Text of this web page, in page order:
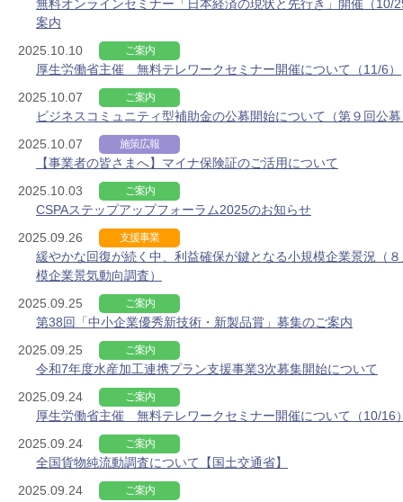
無料オンラインセミナー「日本経済の現状と先行き」開催（10/
案内
2025.10.10
ご案内
厚生労働省主催 無料テレワークセミナー開催について（11/6）
2025.10.07
ご案内
ビジネスコミュニティ型補助金の公募開始について（第９回公
2025.10.07
施策広報
【事業者の皆さまへ】マイナ保険証のご活用について
2025.10.03
ご案内
CSPAステップアップフォーラム2025のお知らせ
2025.09.26
支援事業
緩やかな回復が続く中、利益確保が鍵となる小規模企業景況（
模企業景気動向調査）
2025.09.25
ご案内
第38回「中小企業優秀新技術・新製品賞」募集のご案内
2025.09.25
ご案内
令和7年度水産加工連携プラン支援事業3次募集開始について
2025.09.24
ご案内
厚生労働省主催 無料テレワークセミナー開催について（10/16
2025.09.24
ご案内
全国貨物純流動調査について【国土交通省】
2025.09.24
ご案内